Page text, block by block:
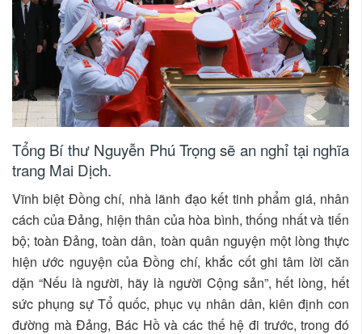
Tổng Bí thư Nguyễn Phú Trọng sẽ an nghỉ tại nghĩa
trang Mai Dịch.
Vĩnh biệt Đồng chí, nhà lãnh đạo kết tinh phẩm giá, nhân
cách của Đảng, hiện thân của hòa bình, thống nhất và tiến
bộ; toàn Đảng, toàn dân, toàn quân nguyện một lòng thực
hiện ước nguyện của Đồng chí, khắc cốt ghi tâm lời căn
dặn “Nếu là người, hãy là người Cộng sản”, hết lòng, hết
sức phụng sự Tổ quốc, phục vụ nhân dân, kiên định con
đường mà Đảng, Bác Hồ và các thế hệ đi trước, trong đó